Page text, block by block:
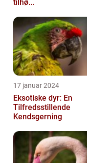
tilhø...
17 januar 2024
Eksotiske dyr: En
Tilfredsstillende
Kendsgerning